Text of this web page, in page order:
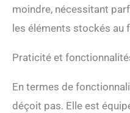
moindre, nécessitant
les éléments stockés au
Praticité et
En termes de
déçoit pas. Elle est